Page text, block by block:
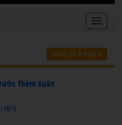
Trang chủ Nghệ sĩ
thềm xuân
MP3